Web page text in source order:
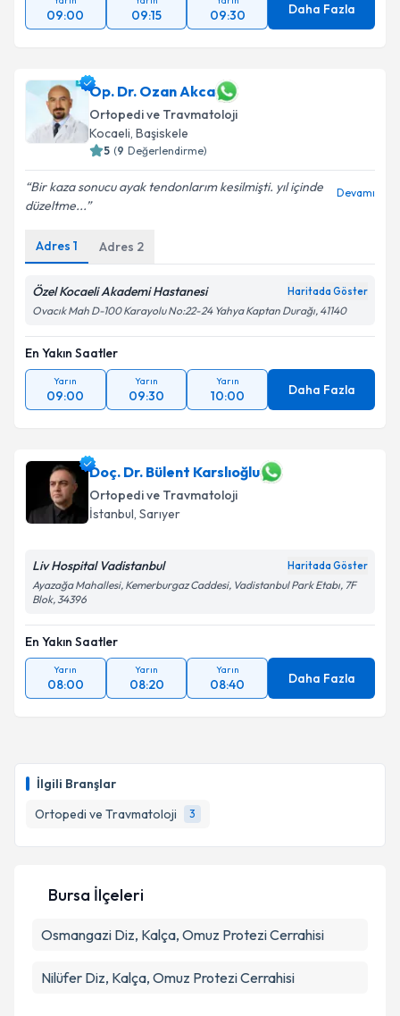
İlgili Branşlar
Ortopedi ve Travmatoloji
3
09:00 09:15 09:30 Daha Fazla
Op. Dr. Ozan Akca
Ortopedi ve Travmatoloji
Kocaeli, Başiskele
5 (9 Değerlendirme)
Bir kaza sonucu ayak tendonlarım kesilmişti. yıl içinde
düzeltme...
Devamı
Adres 1 Adres 2
Özel Kocaeli Akademi Hastanesi Haritada Göster
Ovacık Mah D-100 Karayolu No:22-24 Yahya Kaptan Durağı, 41140
En Yakın Saatler
Yarın
09:00
Yarın
09:30
Yarın
10:00 Daha Fazla
Doç. Dr. Bülent Karslıoğlu
Ortopedi ve Travmatoloji
İstanbul, Sarıyer
Liv Hospital Vadistanbul Haritada Göster
Ayazağa Mahallesi, Kemerburgaz Caddesi, Vadistanbul Park Etabı, 7F
Blok, 34396
En Yakın Saatler
Yarın
08:00
Yarın
08:20
Yarın
08:40 Daha Fazla
Bursa İlçeleri
Osmangazi Diz, Kalça, Omuz Protezi Cerrahisi
Nilüfer Diz, Kalça, Omuz Protezi Cerrahisi